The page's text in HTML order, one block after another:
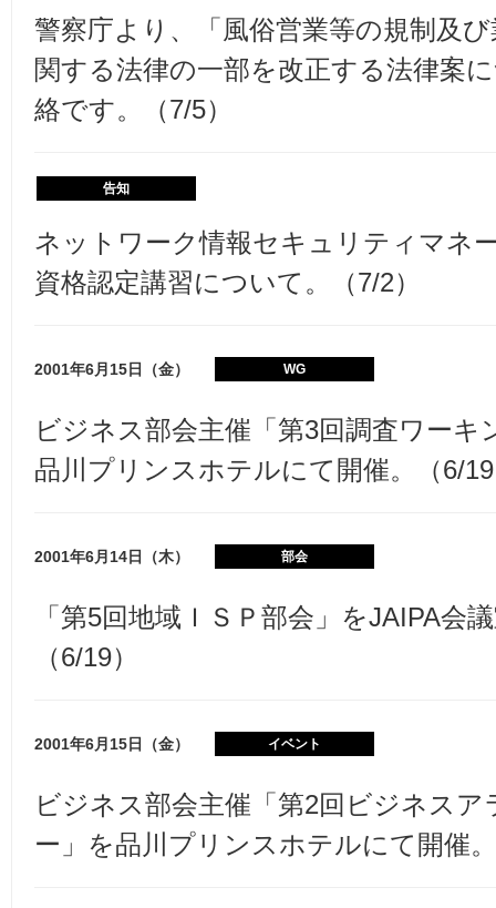
警察庁より、「風俗営業等の規制及
関する法律の一部を改正する法律案
絡です。（7/5）
告知
ネットワーク情報セキュリティマネ
資格認定講習について。（7/2）
2001年6月15日（金） WG
ビジネス部会主催「第3回調査ワーキ
品川プリンスホテルにて開催。（6/
2001年6月14日（木） 部会
「第5回地域ＩＳＰ部会」をJAIPA会
（6/19）
2001年6月15日（金） イベント
ビジネス部会主催「第2回ビジネス
ー」を品川プリンスホテルにて開催